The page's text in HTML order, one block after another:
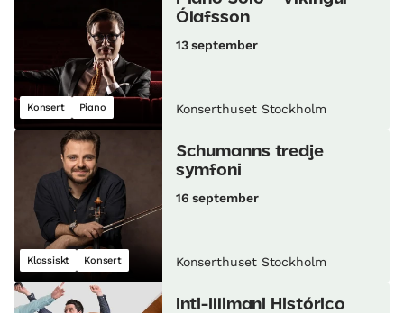
Konsert Piano
Ólafsson
13 september
Konserthuset Stockholm
Klassiskt Konsert
Schumanns tredje
symfoni
16 september
Konserthuset Stockholm
Inti-Illimani Histórico